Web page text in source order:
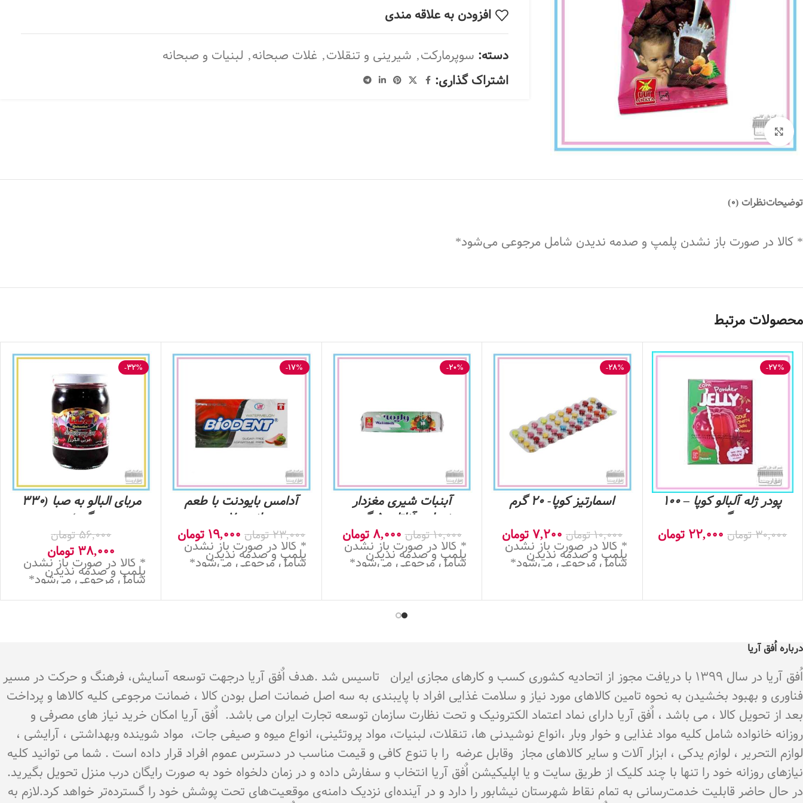
بزرگنمایی تصویر
افزودن به علاقه مندی
دسته: سوپرمارکت, شیرینی و تنقلات, غلات صبحانه, لبنیات و صبحانه
اشتراک گذاری:
توضیحاتنظرات (0)
* کالا در صورت باز نشدن پلمپ و صدمه ندیدن شامل مرجوعی می‌شود*
محصولات مرتبط
-27%
پودر ژله آلبالو کوپا – 100
گرم
30,000تومان 22,000 تومان
-28%
اسمارتیز کوپا- 20 گرم
10,000تومان 7,200 تومان
* کالا در صورت باز نشدن
پلمپ و صدمه ندیدن
شامل مرجوعی می‌شود*
-20%
آبنبات شیری مغزدار
نعنایی آناتا- 50 گرم
10,000تومان 8,000 تومان
* کالا در صورت باز نشدن
پلمپ و صدمه ندیدن
شامل مرجوعی می‌شود*
-17%
آدامس بایودنت با طعم
هندوانه – 7 عددی
23,000تومان 19,000 تومان
* کالا در صورت باز نشدن
پلمپ و صدمه ندیدن
شامل مرجوعی می‌شود*
-32%
مربای البالو به صبا (330
گرم)
56,000تومان
38,000 تومان
* کالا در صورت باز نشدن
پلمپ و صدمه ندیدن
شامل مرجوعی می‌شود*
درباره اُفق آریا
اُفق آریا در سال 1399 با دریافت مجوز از اتحادیه کشوری کسب و کارهای مجازی ایران تاسیس شد .هدف اٌفق آریا درجهت توسعه آسایش، فرهنگ و حرکت در مسیر
فناوری و بهبود بخشیدن به نحوه تامین کالاهای مورد نیاز و سلامت غذایی افراد با پایبندی به سه اصل ضمانت اصل بودن کالا ، ضمانت مرجوعی کلیه کالاها و پرداخت
بعد از تحویل کالا ، می باشد ، اٌفق آریا دارای نماد اعتماد الکترونیک و تحت نظارت سازمان توسعه تجارت ایران می باشد. اٌفق آریا امکان خرید نیاز های مصرفی و
روزانه خانواده شامل کلیه مواد غذایی و خوار وبار ،انواع نوشیدنی ها، تنقلات، لبنیات، مواد پروتئینی، انواع میوه و صیفی جات، مواد شوینده وبهداشتی ، آرایشی ،
لوازم التحریر ، لوازم یدکی ، ابزار آلات و سایر کالاهای مجاز وقابل عرضه را با تنوع کافی و قیمت مناسب در دسترس عموم افراد قرار داده است . شما می توانید کلیه
نیازهای روزانه خود را تنها با چند کلیک از طریق سایت و یا اپلیکیشن اٌفق آریا انتخاب و سفارش داده و در زمان دلخواه خود به صورت رایگان درب منزل تحویل بگیرید.
در حال حاضر قابلیت خدمت‌رسانی به تمام نقاط شهرستان نیشابور را دارد و در آینده‌ای نزدیک دامنه‌ی موقعیت‌های تحت پوشش خود را گسترده‌تر خواهد کرد.لازم به